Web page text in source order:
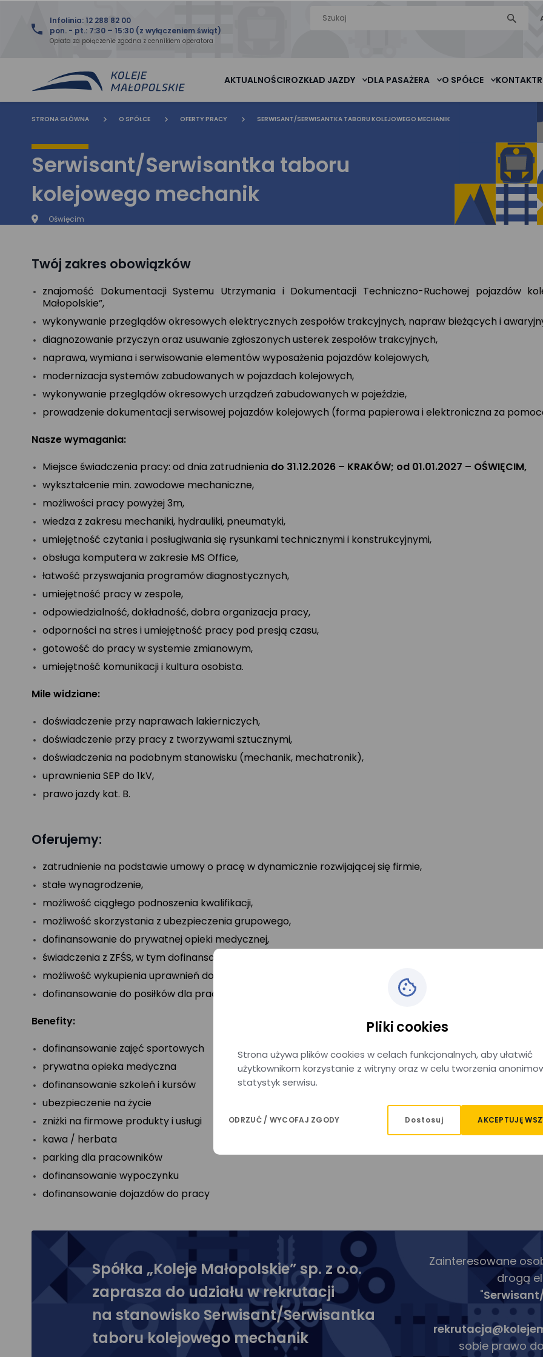
Infolinia: 12 288 82 00
pon. - pt.: 7:30 – 15:30 (z wyłączeniem świąt)
Opłata za połączenie zgodna z cennikiem operatora
Wyszukiwarka
na stronie
AKTUALNOŚCIROZKŁAD JAZDY DLA PASAŻERA O SPÓŁCE KONTAKT
STRONA GŁÓWNA O SPÓŁCE OFERTY PRACY SERWISANT/SERWISANTKA TABORU KOLEJOWEGO MECHANIK
Serwisant/Serwisantka taboru
kolejowego mechanik
Oświęcim
Twój zakres obowiązków
znajomość Dokumentacji Systemu Utrzymania i Dokumentacji Techniczno-Ruchowej pojazdów
Małopolskie”,
wykonywanie przeglądów okresowych elektrycznych zespołów trakcyjnych, napraw bieżących i
diagnozowanie przyczyn oraz usuwanie zgłoszonych usterek zespołów trakcyjnych,
naprawa, wymiana i serwisowanie elementów wyposażenia pojazdów kolejowych,
modernizacja systemów zabudowanych w pojazdach kolejowych,
wykonywanie przeglądów okresowych urządzeń zabudowanych w pojeździe,
prowadzenie dokumentacji serwisowej pojazdów kolejowych (forma papierowa i elektroniczna za
Nasze wymagania:
Miejsce świadczenia pracy: od dnia zatrudnienia do 31.12.2026 – KRAKÓW; od 01.01.2027 – OŚWIĘCIM,
wykształcenie min. zawodowe mechaniczne,
możliwości pracy powyżej 3m,
wiedza z zakresu mechaniki, hydrauliki, pneumatyki,
umiejętność czytania i posługiwania się rysunkami technicznymi i konstrukcyjnymi,
obsługa komputera w zakresie MS Office,
łatwość przyswajania programów diagnostycznych,
umiejętność pracy w zespole,
odpowiedzialność, dokładność, dobra organizacja pracy,
odporności na stres i umiejętność pracy pod presją czasu,
gotowość do pracy w systemie zmianowym,
umiejętność komunikacji i kultura osobista.
Mile widziane:
doświadczenie przy naprawach lakierniczych,
doświadczenie przy pracy z tworzywami sztucznymi,
doświadczenia na podobnym stanowisku (mechanik, mechatronik),
uprawnienia SEP do 1kV,
prawo jazdy kat. B.
Oferujemy:
zatrudnienie na podstawie umowy o pracę w dynamicznie rozwijającej się firmie,
stałe wynagrodzenie,
możliwość ciągłego podnoszenia kwalifikacji,
możliwość skorzystania z ubezpieczenia grupowego,
dofinansowanie do prywatnej opieki medycznej,
świadczenia z ZFŚS, w tym dofinansowanie do wypoczynku oraz do pakietu sportowego,
możliwość wykupienia uprawnień do ulgowych biletów kolejowych,
dofinansowanie do posiłków dla pracowników w wysokości 300 zł miesięcznie.
Benefity:
dofinansowanie zajęć sportowych
prywatna opieka medyczna
dofinansowanie szkoleń i kursów
ubezpieczenie na życie
zniżki na firmowe produkty i usługi
kawa / herbata
parking dla pracowników
dofinansowanie wypoczynku
dofinansowanie dojazdów do pracy
Spółka „Koleje Małopolskie” sp. z o.o.
zaprasza do udziału w rekrutacji
na stanowisko Serwisant/Serwisantka
taboru kolejowego mechanik
Zainteresowane
drogą
"
sobie prawo
Pliki cookies
Strona używa plików cookies w celach funkcjonalnych, aby ułatwić
użytkownikom korzystanie z witryny oraz w celu tworzenia
statystyk serwisu.
ODRZUĆ / WYCOFAJ ZGODY Dostosuj AKCEPTUJĘ